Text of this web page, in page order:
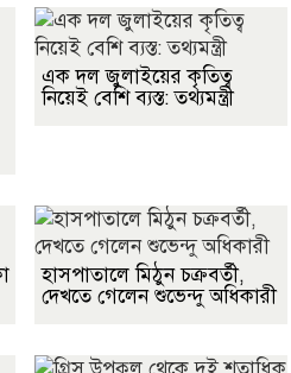
এক দল জুলাইয়ের কৃতিত্ব
নিয়েই বেশি ব্যস্ত: তথ্যমন্ত্রী
হাসপাতালে মিঠুন চক্রবর্তী,
দেখতে গেলেন শুভেন্দু অধিকারী